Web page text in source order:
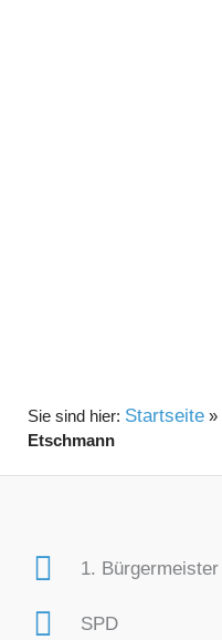
Startseite»
Etschmann
1. Bürgermeister
SPD